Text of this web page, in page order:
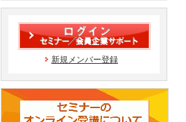
新規メンバー登録